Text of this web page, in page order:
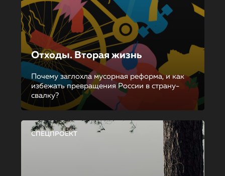
Отходы. Вторая жизнь
Почему заглохла мусорная реформа, и как
избежать превращения России в страну-
свалку?
СПЕЦПРОЕКТ